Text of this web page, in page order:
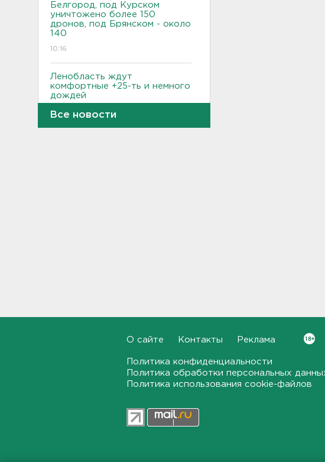
Белгород, под Курском
уничтожено более 150
дронов, под Брянском - около
140
10:16
Ленобласть ждут
комфортные +25-ть и немного
дождей
09:43
Женщина прыгнула в Неву на
Все новости
О сайте Контакты Реклама
Политика конфиденциальности
Политика обработки персональных
Политика использования cookie-файлов